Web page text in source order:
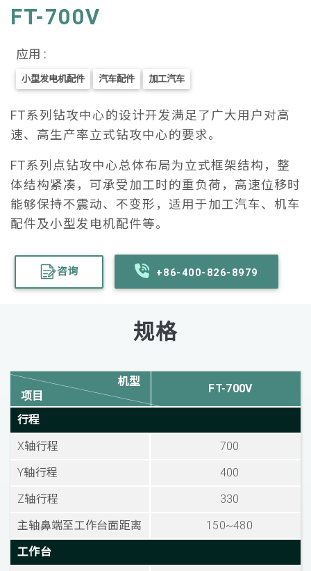
FT-700V
应用 :
小型发电机配件 汽车配件 加工汽车
FT系列钻攻中心的设计开发满足了广大用户对高
速、高生产率立式钻攻中心的要求。
FT系列点钻攻中心总体布局为立式框架结构，整
体结构紧凑，可承受加工时的重负荷，高速位移时
能够保持不震动、不变形，适用于加工汽车、机车
配件及小型发电机配件等。
咨询 +86-400-826-8979
规格
项目
机型
FT-700V
行程
X轴行程
700
Y轴行程
400
Z轴行程
330
主轴鼻端至工作台面距离
150~480
工作台